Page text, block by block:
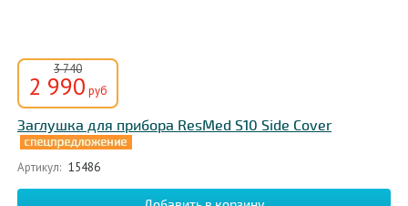
3 740
2 990 руб
Заглушка для прибора ResMed S10 Side Cover
Артикул: 15486